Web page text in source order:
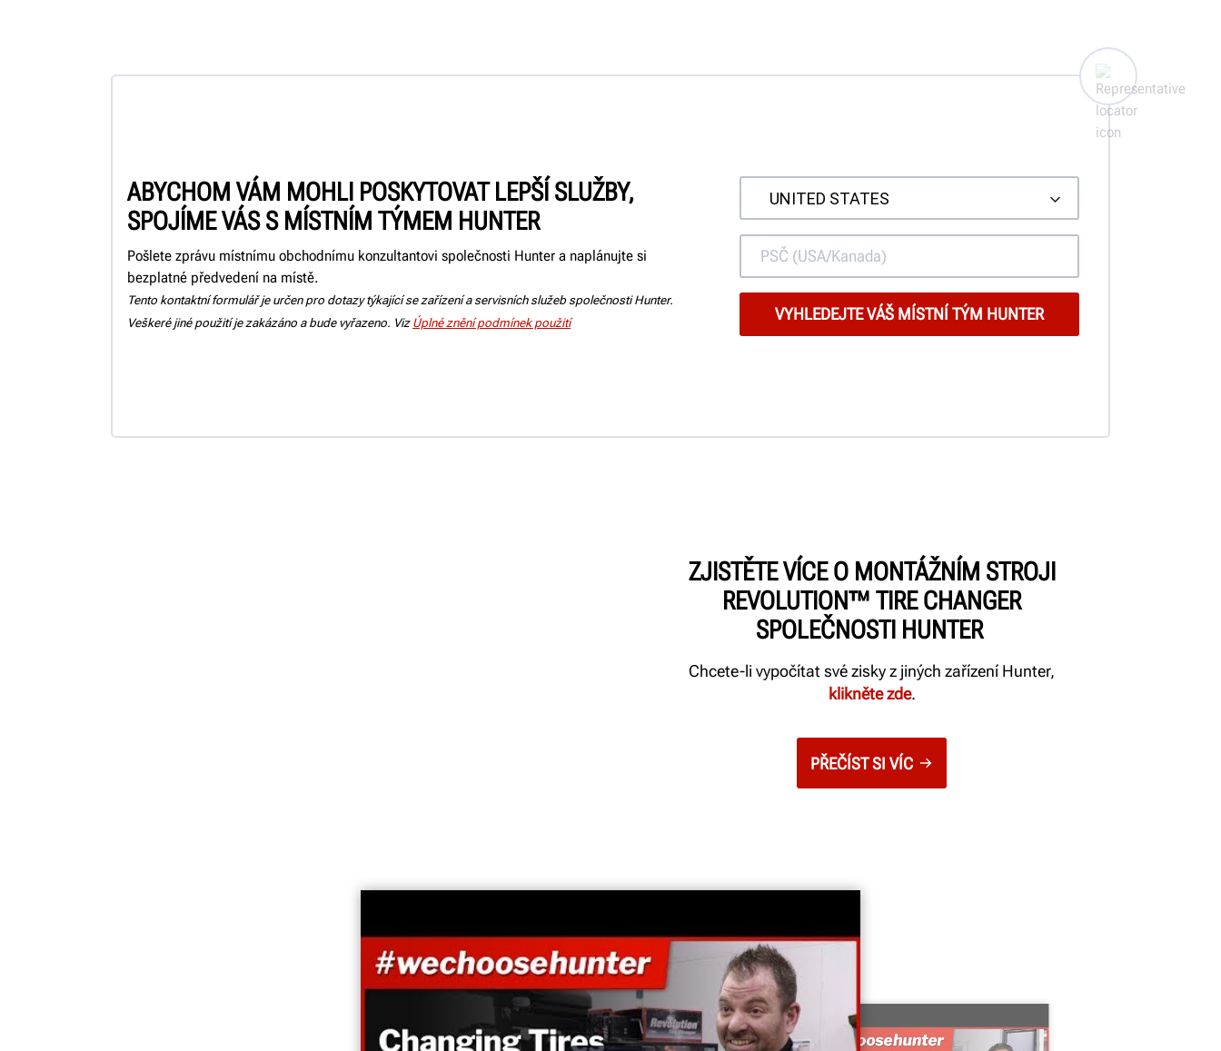
ABYCHOM VÁM MOHLI POSKYTOVAT LEPŠÍ SLUŽBY,
SPOJÍME VÁS S MÍSTNÍM TÝMEM HUNTER
Pošlete zprávu místnímu obchodnímu konzultantovi společnosti Hunter a naplánujte si
bezplatné předvedení na místě.
Tento kontaktní formulář je určen pro dotazy týkající se zařízení a servisních služeb společnosti Hunter.
Veškeré jiné použití je zakázáno a bude vyřazeno. Viz Úplné znění podmínek použití
ZJISTĚTE VÍCE O MONTÁŽNÍM STROJI
REVOLUTION™ TIRE CHANGER
SPOLEČNOSTI HUNTER
Chcete-li vypočítat své zisky z jiných zařízení Hunter,
klikněte zde.
PŘEČÍST SI VÍC